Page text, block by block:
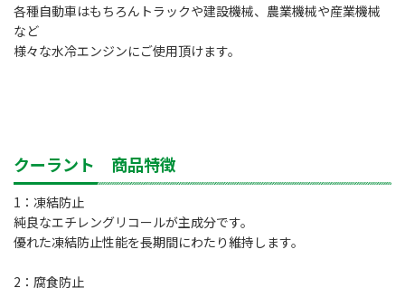
各種自動車はもちろんトラックや建設機械、農業機械や産業機械
など
様々な水冷エンジンにご使用頂けます。
クーラント 商品特徴
1：凍結防止
純良なエチレングリコールが主成分です。
優れた凍結防止性能を長期間にわたり維持します。
2：腐食防止